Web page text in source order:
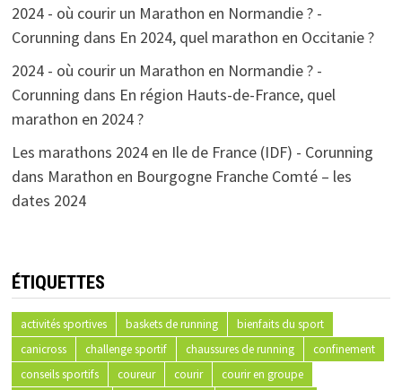
2024 - où courir un Marathon en Normandie ? -
Corunning dans En 2024, quel marathon en Occitanie ?
2024 - où courir un Marathon en Normandie ? -
Corunning dans En région Hauts-de-France, quel
marathon en 2024 ?
Les marathons 2024 en Ile de France (IDF) - Corunning
dans Marathon en Bourgogne Franche Comté – les
dates 2024
ÉTIQUETTES
activités sportives baskets de running
bienfaits du sport
canicross
challenge sportif chaussures de running
confinement
conseils sportifs
coureur courir
courir en groupe